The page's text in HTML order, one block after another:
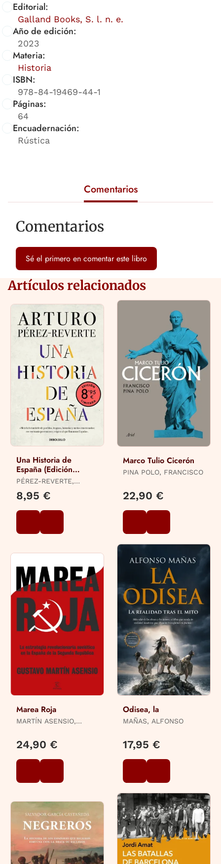
Editorial:
Galland Books, S. l. n. e.
Año de edición:
2023
Materia:
Historia
ISBN:
978-84-19469-44-1
Páginas:
64
Encuadernación:
Rústica
Comentarios
Comentarios
Sé el primero en comentar este libro
Artículos relacionados
Una Historia de
España (Edición
Limitada · Verano)
PÉREZ-REVERTE,
8,95 €
Marco Tulio Cicerón
PINA POLO, FRANCISCO
22,90 €
Marea Roja
MARTÍN ASENSIO,
24,90 €
Odisea, la
MAÑAS, ALFONSO
17,95 €